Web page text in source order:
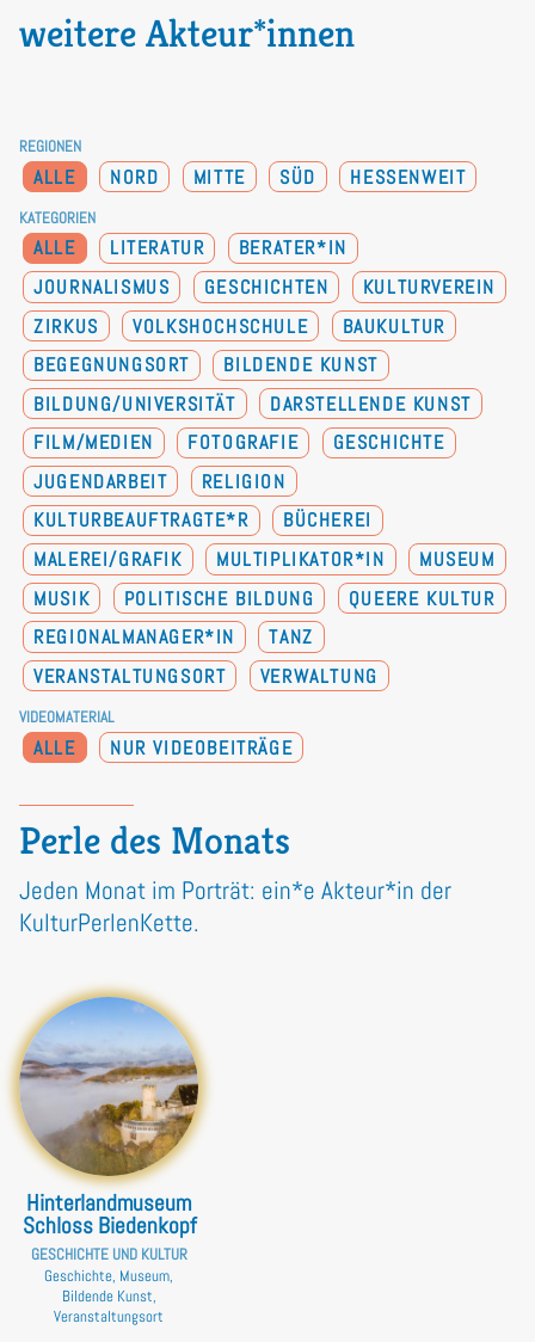
weitere Akteur*innen
REGIONEN
ALLE NORD MITTE SÜD HESSENWEIT
KATEGORIEN
ALLE LITERATUR
BERATER*IN
JOURNALISMUS
GESCHICHTEN
KULTURVEREIN
ZIRKUS
VOLKSHOCHSCHULE
BAUKULTUR
BEGEGNUNGSORT
BILDENDE KUNST
BILDUNG/UNIVERSITÄT
DARSTELLENDE KUNST
FILM/MEDIEN
FOTOGRAFIE
GESCHICHTE
JUGENDARBEIT
RELIGION
KULTURBEAUFTRAGTE*R
BÜCHEREI
MALEREI/GRAFIK
MULTIPLIKATOR*IN
MUSEUM
MUSIK
POLITISCHE BILDUNG
QUEERE KULTUR
REGIONALMANAGER*IN
TANZ
VERANSTALTUNGSORT
VERWALTUNG
VIDEOMATERIAL
ALLE NUR VIDEOBEITRÄGE
Perle des Monats
Jeden Monat im Porträt: ein*e Akteur*in der
KulturPerlenKette.
Hinterlandmuseum
Schloss Biedenkopf
GESCHICHTE UND KULTUR
Geschichte, Museum,
Bildende Kunst,
Veranstaltungsort